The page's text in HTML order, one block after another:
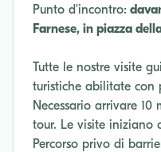
Punto d'incontro:
Farnese, in piazza
Tutte le nostre visite
turistiche abilitate con
Necessario arrivare
tour. Le visite iniziano
Percorso privo di